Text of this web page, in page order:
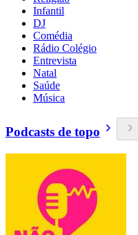
Infantil
DJ
Comédia
Rádio Colégio
Entrevista
Natal
Saúde
Música
Podcasts de topo